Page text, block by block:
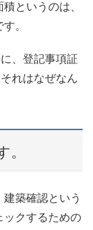
というのは、
。
、登記事項証
れはなぜなん
。
建築確認という
ックするための